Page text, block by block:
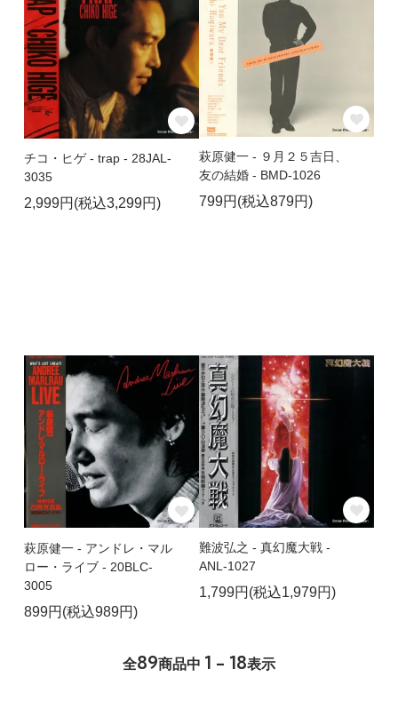
チコ・ヒゲ - trap - 28JAL-
3035
2,999円(税込3,299円)
萩原健一 - ９月２５吉日、
友の結婚 - BMD-1026
799円(税込879円)
萩原健一 - アンドレ・マル
ロー・ライブ - 20BLC-
3005
899円(税込989円)
難波弘之 - 真幻魔大戦 -
ANL-1027
1,799円(税込1,979円)
全89商品中 1 - 18表示